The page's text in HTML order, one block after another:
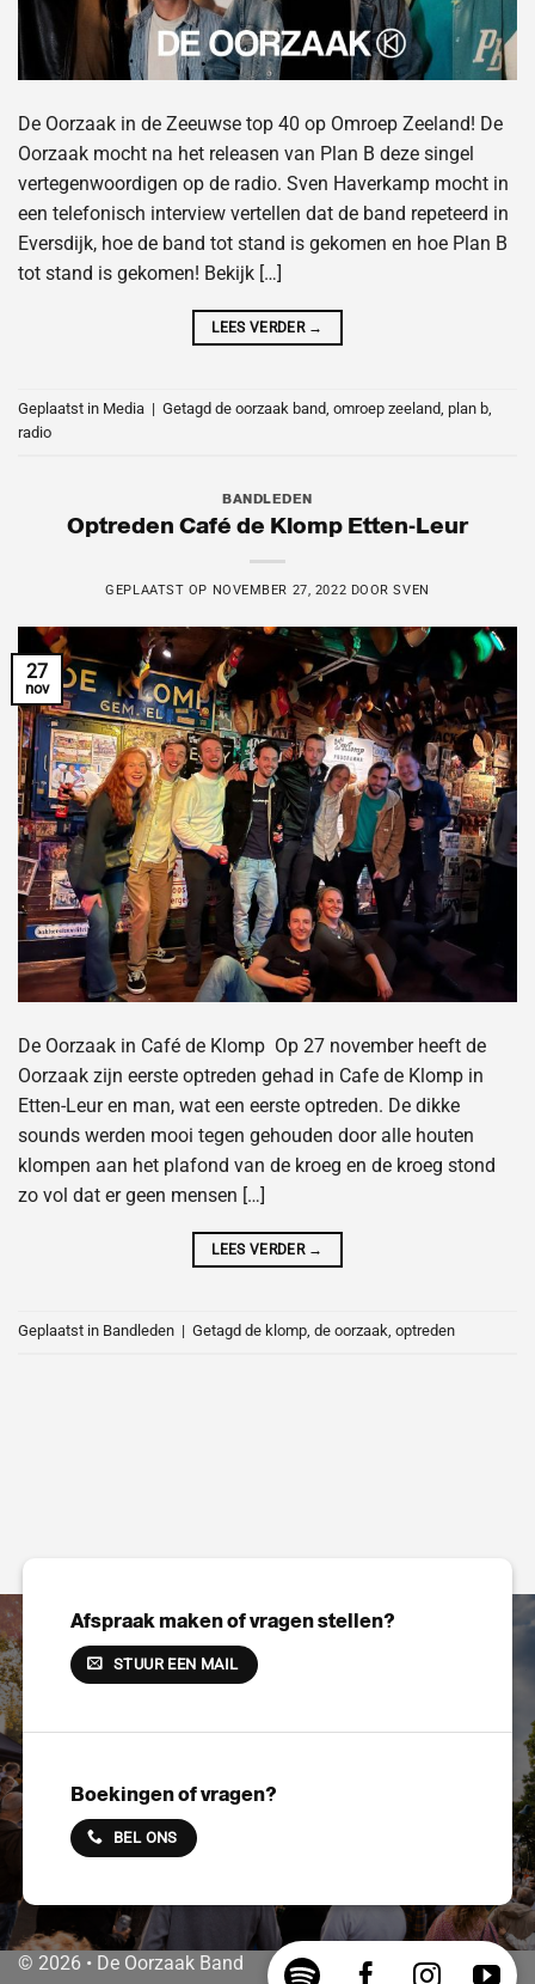
De Oorzaak in de Zeeuwse top 40 op Omroep Zeeland! De
Oorzaak mocht na het releasen van Plan B deze singel
vertegenwoordigen op de radio. Sven Haverkamp mocht in
een telefonisch interview vertellen dat de band repeteerd in
Eversdijk, hoe de band tot stand is gekomen en hoe Plan B
tot stand is gekomen! Bekijk […]
LEES VERDER →
Geplaatst in Media | Getagd de oorzaak band omroep zeeland plan b
radio
BANDLEDEN
Optreden Café de Klomp Etten-Leur
GEPLAATST OP NOVEMBER 27, 2022 DOORSVEN
27
nov
De Oorzaak in Café de Klomp Op 27 november heeft de
Oorzaak zijn eerste optreden gehad in Cafe de Klomp in
Etten-Leur en man, wat een eerste optreden. De dikke
sounds werden mooi tegen gehouden door alle houten
klompen aan het plafond van de kroeg en de kroeg stond
zo vol dat er geen mensen […]
LEES VERDER →
Geplaatst in Bandleden | Getagd de klomp, de oorzaak, optreden
Afspraak maken of vragen stellen?
STUUR EEN MAIL
Boekingen of vragen?
BEL ONS
© 2026 • De Oorzaak Band